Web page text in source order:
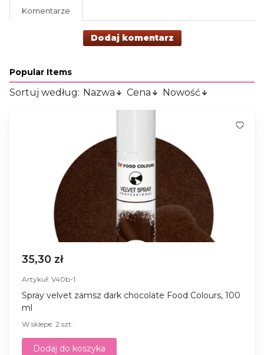
Komentarze
Dodaj komentarz
Popular Items
Sortuj według: Nazwa Cena Nowość
35,30 zł
Artykuł: V40b-1
Spray velvet zamsz dark chocolate Food Colours, 100
ml
W sklepe: 2 szt.
Dodaj do koszyka